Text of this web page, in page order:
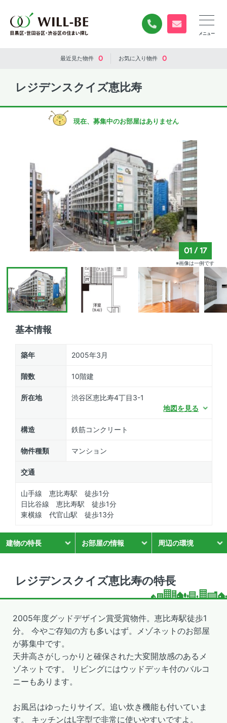
0120-840-834
無料お問い合
最近見た物件 0 お気に入り物件 0
レジデンスクイズ恵比寿
現在、募集中のお部屋はありません
基本情報
築年 2005年3月
階数 10階建
所在地
渋谷区恵比寿4丁目3-1
地図を見る
構造 鉄筋コンクリート
物件種類 マンション
交通
山手線 恵比寿駅 徒歩1分
日比谷線 恵比寿駅 徒歩1分
東横線 代官山駅 徒歩13分
建物の特長 お部屋の情報 周辺の環境
01 /17
※画像は一例です
レジデンスクイズ恵比寿の特長
2005年度グッドデザイン賞受賞物件。恵比寿駅徒歩1
分。 今やご存知の方も多いはず。メゾネットのお部屋
が募集中です。
天井高さがしっかりと確保された大変開放感のあるメ
ゾネットです。 リビングにはウッドデッキ付のバルコ
ニーもあります。
お風呂はゆったりサイズ。追い炊き機能も付いていま
す。 キッチンはL字型で非常に使いやすいですよ。